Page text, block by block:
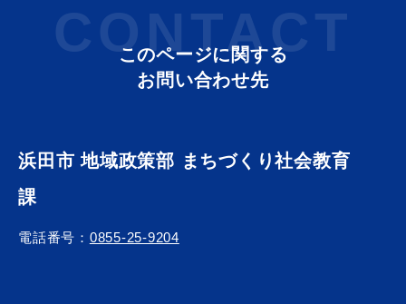
CONTACT
このページに関する
お問い合わせ先
浜田市 地域政策部 まちづくり社会教育
課
電話番号： 0855-25-9204